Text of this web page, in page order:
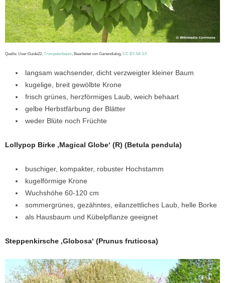
Quelle: User:Guide22, Trompetenbaum , Bearbeitet von Gartendialog, CC BY-SA 3.0
langsam wachsender, dicht verzweigter kleiner Baum
kugelige, breit gewölbte Krone
frisch grünes, herzförmiges Laub, weich behaart
gelbe Herbstfärbung der Blätter
weder Blüte noch Früchte
Lollypop Birke ‚Magical Globe‘ (R) (Betula pendula)
buschiger, kompakter, robuster Hochstamm
kugelförmige Krone
Wuchshöhe 60-120 cm
sommergrünes, gezähntes, eilanzettliches Laub, helle Borke
als Hausbaum und Kübelpflanze geeignet
Steppenkirsche ‚Globosa‘ (Prunus fruticosa)